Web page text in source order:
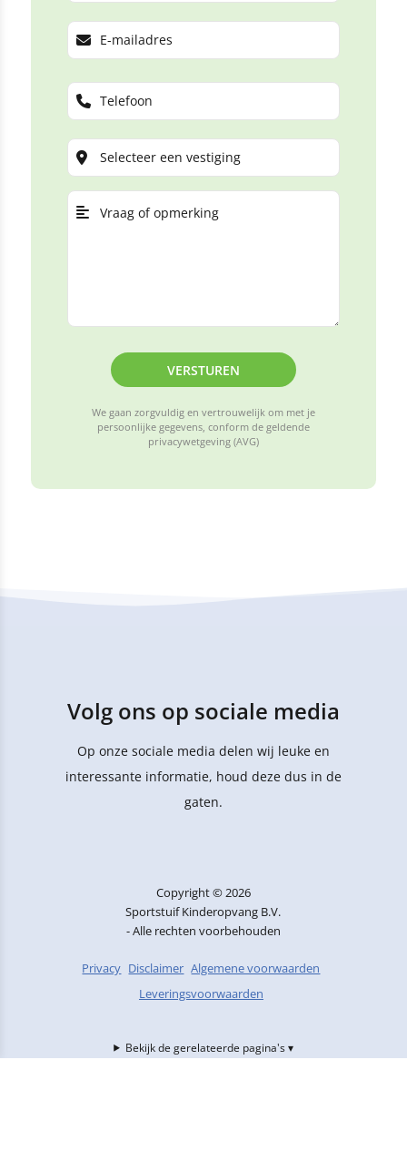
VERSTUREN
We gaan zorgvuldig en vertrouwelijk om met je
persoonlijke gegevens, conform de geldende
privacywetgeving (AVG)
Volg ons op sociale media
Op onze sociale media delen wij leuke en
interessante informatie, houd deze dus in de
gaten.
Copyright © 2026
Sportstuif Kinderopvang B.V.
- Alle rechten voorbehouden
Privacy Disclaimer Algemene voorwaarden
Leveringsvoorwaarden
Bekijk de gerelateerde pagina's